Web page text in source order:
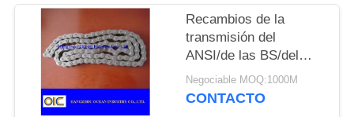
Recambios de la
transmisión del
ANSI/de las BS/del
estruendo que miden el
tiempo de la cadena
Negociable MOQ:1000M
CONTACTO